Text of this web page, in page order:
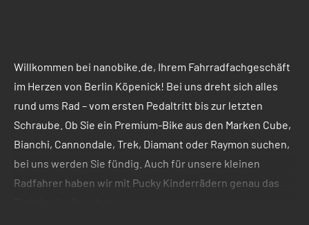
Willkommen bei nanobike.de, Ihrem Fahrradfachgeschäft
im Herzen von Berlin Köpenick! Bei uns dreht sich alles
rund ums Rad – vom ersten Pedaltritt bis zur letzten
Schraube. Ob Sie ein Premium-Bike aus den Marken Cube,
Bianchi, Cannondale, Trek, Diamant oder Raymon suchen,
bei uns werden Sie fündig. Auch für unsere kleinen
Radfahrer haben wir mit Pucky Kinderrädern genau das